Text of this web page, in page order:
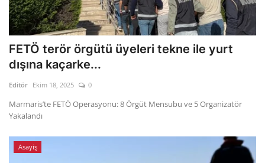
FETÖ terör örgütü üyeleri tekne ile yurt
dışına kaçarke...
Editör Ekim 18, 2025 0
Marmaris’te FETÖ Operasyonu: 8 Örgüt Mensubu ve 5 Organizatör
Yakalandı
Asayiş